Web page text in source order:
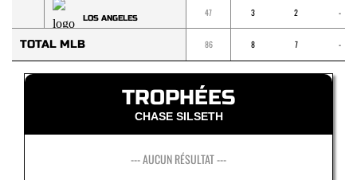
LOS ANGELES 47 3 2 -
TOTAL MLB 86 8 7 -
TROPHÉES
CHASE SILSETH
--- AUCUN RÉSULTAT ---